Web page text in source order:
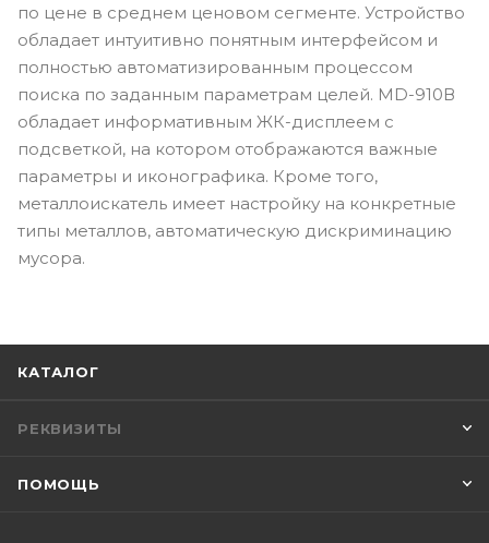
по цене в среднем ценовом сегменте. Устройство
обладает интуитивно понятным интерфейсом и
полностью автоматизированным процессом
поиска по заданным параметрам целей. MD-910В
обладает информативным ЖК-дисплеем с
подсветкой, на котором отображаются важные
параметры и иконографика. Кроме того,
металлоискатель имеет настройку на конкретные
типы металлов, автоматическую дискриминацию
мусора.
КАТАЛОГ
РЕКВИЗИТЫ
ПОМОЩЬ